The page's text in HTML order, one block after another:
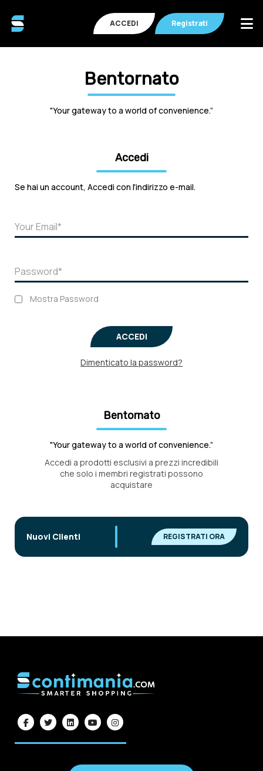
ACCEDI Registrati
Bentornato
"Your gateway to a world of convenience.”
Accedi
Se hai un account, Accedi con l'indirizzo e-mail.
Mostra Password
ACCEDI
Dimenticato la password?
Bentornato
"Your gateway to a world of convenience.”
Accedi a prodotti esclusivi a prezzi incredibili
che solo i membri registrati possono
acquistare
Nuovi Clienti REGISTRATI ORA